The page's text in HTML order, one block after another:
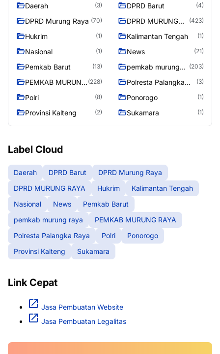
Daerah (3) DPRD Barut (4)
DPRD Murung Raya (70)
DPRD MURUNG
(423)
Hukrim (1) Kalimantan Tengah (1)
Nasional (1) News (21)
Pemkab Barut (13)
pemkab murung
(203)
PEMKAB MURUNG (228)
Polresta Palangka
(3)
Polri (8) Ponorogo (1)
Provinsi Kalteng (2) Sukamara (1)
Label Cloud
Daerah DPRD Barut
DPRD Murung Raya
DPRD MURUNG RAYA
Hukrim
Kalimantan Tengah
Nasional
News
Pemkab Barut
pemkab murung raya
PEMKAB MURUNG RAYA
Polresta Palangka Raya
Polri
Ponorogo
Provinsi Kalteng
Sukamara
Link Cepat
Jasa Pembuatan Website
Jasa Pembuatan Legalitas